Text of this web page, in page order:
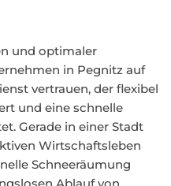
und optimaler
in Pegnitz auf
vertrauen, der flexibel
und eine schnelle
Gerade in einer Stadt
Wirtschaftsleben
Schneeräumung